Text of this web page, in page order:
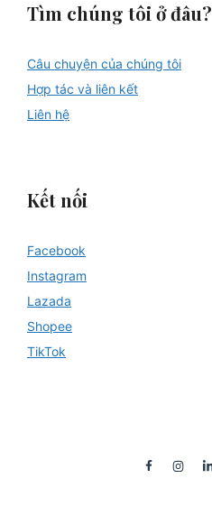
Tìm chúng tôi ở đâu?
Câu chuyện của chúng tôi
Hợp tác và liên kết
Liên hệ
Kết nối
Facebook
Instagram
Lazada
Shopee
TikTok